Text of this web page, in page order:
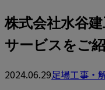
株式会社水谷
サービスをご
2024.06.29足場工事・